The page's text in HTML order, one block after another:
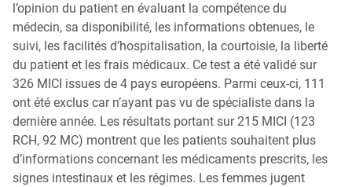
l’opinion du patient en évaluant la compétence du
médecin, sa disponibilité, les informations obtenues, le
suivi, les facilités d’hospitalisation, la courtoisie, la liberté
du patient et les frais médicaux. Ce test a été validé sur
326 MICI issues de 4 pays européens. Parmi ceux-ci, 111
ont été exclus car n’ayant pas vu de spécialiste dans la
dernière année. Les résultats portant sur 215 MICI (123
RCH, 92 MC) montrent que les patients souhaitent plus
d’informations concernant les médicaments prescrits, les
signes intestinaux et les régimes. Les femmes jugent